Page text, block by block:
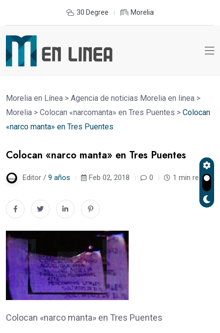
30 Degree Morelia
Morelia en Línea > Agencia de noticias Morelia en linea >
Morelia > Colocan «narcomanta» en Tres Puentes > Colocan
«narco manta» en Tres Puentes
Colocan «narco manta» en Tres Puentes
Editor / 9 años Feb 02, 2018 0 1 min read
Colocan «narco manta» en Tres Puentes